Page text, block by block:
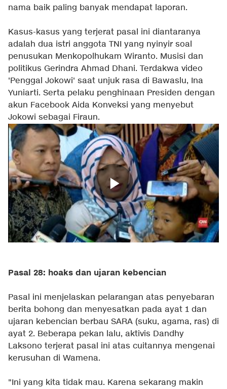
nama baik paling banyak mendapat laporan.
Kasus-kasus yang terjerat pasal ini diantaranya
adalah dua istri anggota TNI yang nyinyir soal
penusukan Menkopolhukam Wiranto. Musisi dan
politikus Gerindra Ahmad Dhani. Terdakwa video
'Penggal Jokowi' saat unjuk rasa di Bawaslu, Ina
Yuniarti. Serta pelaku penghinaan Presiden dengan
akun Facebook Aida Konveksi yang menyebut
Jokowi sebagai Firaun.
Pasal 28: hoaks dan ujaran kebencian
Pasal ini menjelaskan pelarangan atas penyebaran
berita bohong dan menyesatkan pada ayat 1 dan
ujaran kebencian berbau SARA (suku, agama, ras) di
ayat 2. Beberapa pekan lalu, aktivis Dandhy
Laksono terjerat pasal ini atas cuitannya mengenai
kerusuhan di Wamena.
"Ini yang kita tidak mau. Karena sekarang makin